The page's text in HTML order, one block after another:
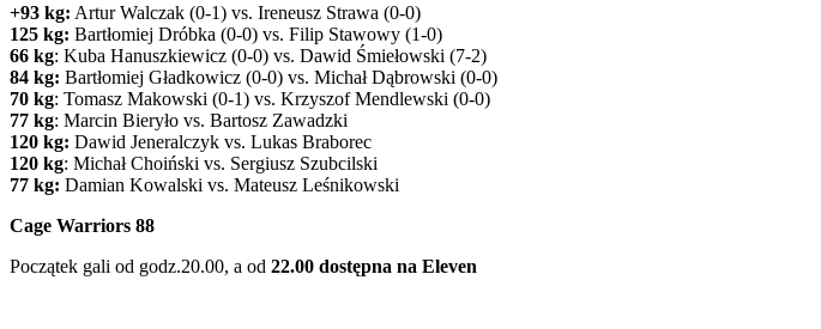
+93 kg: Artur Walczak (0-1) vs. Ireneusz Strawa (0-0)
125 kg: Bartłomiej Dróbka (0-0) vs. Filip Stawowy (1-0)
66 kg: Kuba Hanuszkiewicz (0-0) vs. Dawid Śmiełowski (7-2)
84 kg: Bartłomiej Gładkowicz (0-0) vs. Michał Dąbrowski (0-0)
70 kg: Tomasz Makowski (0-1) vs. Krzyszof Mendlewski (0-0)
77 kg: Marcin Bieryło vs. Bartosz Zawadzki
120 kg: Dawid Jeneralczyk vs. Lukas Braborec
120 kg: Michał Choiński vs. Sergiusz Szubcilski
77 kg: Damian Kowalski vs. Mateusz Leśnikowski
Cage Warriors 88
Początek gali od godz.20.00, a od 22.00 dostępna na Eleven